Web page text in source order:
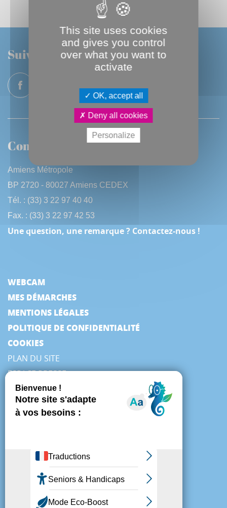
Suivez-nous
Contactez-nous
Amiens Métropole
BP 2720 - 80027 Amiens CEDEX
Tél. : (33) 3 22 97 40 40
Fax. : (33) 3 22 97 42 53
Une question, une remarque ? Contactez-nous !
WEBCAM
MES DÉMARCHES
MENTIONS LÉGALES
POLITIQUE DE CONFIDENTIALITÉ
COOKIES
PLAN DU SITE
ESPACE PRESSE
This site uses cookies
and gives you control
over what you want to
activate
OK, accept all
Deny all cookies
Personalize